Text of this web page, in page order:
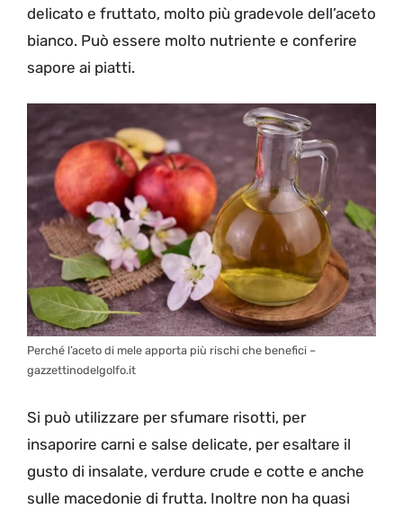
delicato e fruttato, molto più gradevole dell’aceto
bianco. Può essere molto nutriente e conferire
sapore ai piatti.
Perché l’aceto di mele apporta più rischi che benefici –
gazzettinodelgolfo.it
Si può utilizzare per sfumare risotti, per
insaporire carni e salse delicate, per esaltare il
gusto di insalate, verdure crude e cotte e anche
sulle macedonie di frutta. Inoltre non ha quasi